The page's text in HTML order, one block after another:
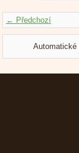
← Předchozí
Automatické